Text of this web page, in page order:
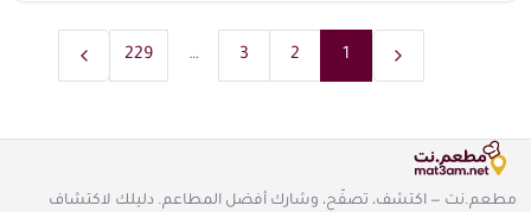
1
2
3
…
229
مطعم.نت — اكتشف، تصفّح، وشارك أفضل المطاعم. دليلك لاكتشاف